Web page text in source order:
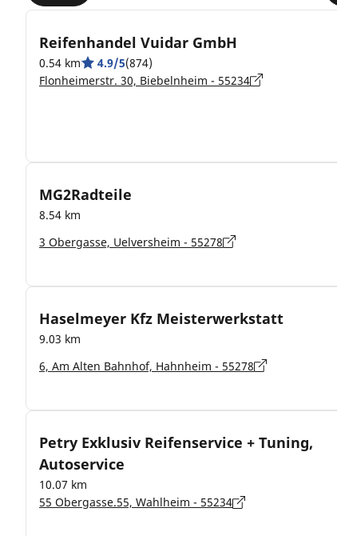
Reifenhandel Vuidar GmbH
0.54 km 4.9/5(874)
Flonheimerstr. 30, Biebelnheim - 55234
MG2Radteile
8.54 km
3 Obergasse, Uelversheim - 55278
Haselmeyer Kfz Meisterwerkstatt
9.03 km
6, Am Alten Bahnhof, Hahnheim - 55278
Petry Exklusiv Reifenservice + Tuning,
Autoservice
10.07 km
55 Obergasse.55, Wahlheim - 55234